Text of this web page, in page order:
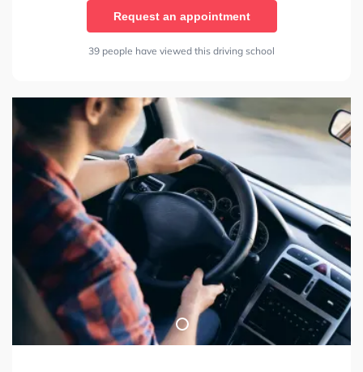
Request an appointment
39 people have viewed this driving school